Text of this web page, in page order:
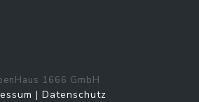
1666 GmbH
| Datenschutz